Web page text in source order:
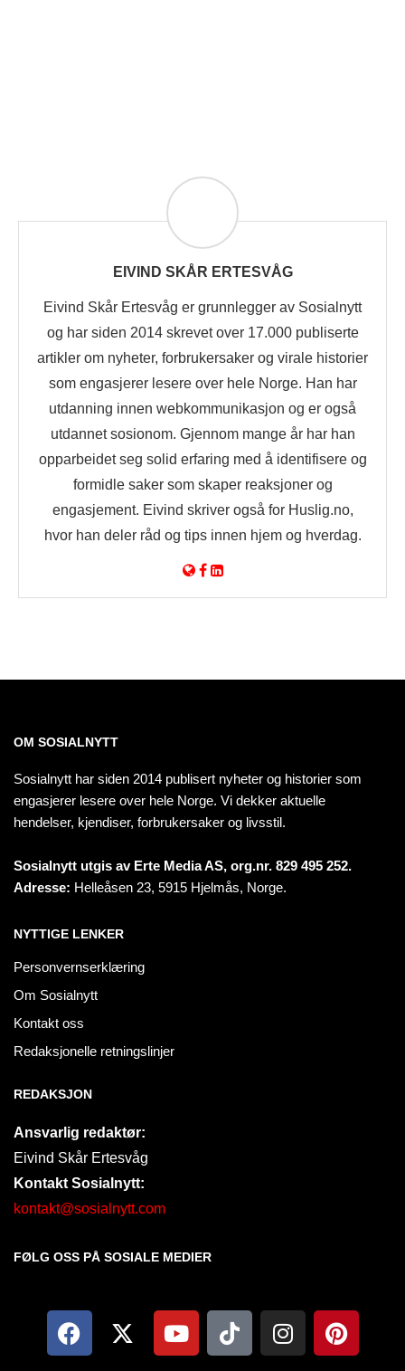
EIVIND SKÅR ERTESVÅG
Eivind Skår Ertesvåg er grunnlegger av Sosialnytt
og har siden 2014 skrevet over 17.000 publiserte
artikler om nyheter, forbrukersaker og virale historier
som engasjerer lesere over hele Norge. Han har
utdanning innen webkommunikasjon og er også
utdannet sosionom. Gjennom mange år har han
opparbeidet seg solid erfaring med å identifisere og
formidle saker som skaper reaksjoner og
engasjement. Eivind skriver også for Huslig.no,
hvor han deler råd og tips innen hjem og hverdag.
OM SOSIALNYTT
Sosialnytt har siden 2014 publisert nyheter og historier som
engasjerer lesere over hele Norge. Vi dekker aktuelle
hendelser, kjendiser, forbrukersaker og livsstil.
Sosialnytt utgis av Erte Media AS, org.nr. 829 495 252.
Adresse: Helleåsen 23, 5915 Hjelmås, Norge.
NYTTIGE LENKER
Personvernserklæring
Om Sosialnytt
Kontakt oss
Redaksjonelle retningslinjer
REDAKSJON
Ansvarlig redaktør:
Eivind Skår Ertesvåg
Kontakt Sosialnytt:
kontakt@sosialnytt.com
FØLG OSS PÅ SOSIALE MEDIER​